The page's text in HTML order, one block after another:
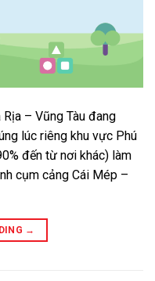
– Vũng Tàu đang
lúc riêng khu vực Phú
đến từ nơi khác) làm
cụm cảng Cái Mép –
→